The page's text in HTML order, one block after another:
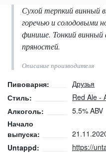
Сухой терпкий винный
горечью и солодовыми
финише. Тонкий винный
пряностей.
Описание производителя
Пивоварня:
Друзья
Стиль:
Red Ale -
Алкоголь:
5.5% ABV
Начало
выпуска:
Untappd:
https://